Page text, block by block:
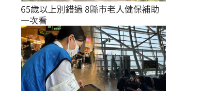
65歲以上別錯過 8縣市老人健保補助
一次看